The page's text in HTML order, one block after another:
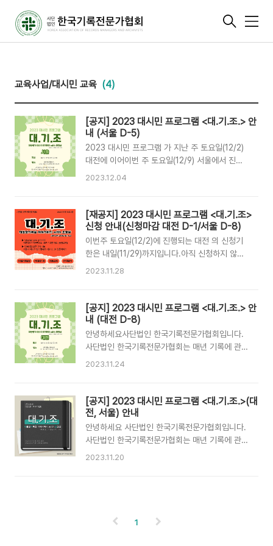
메
교육사업/대시민 교육 (4)
[공지] 2023 대시민 프로그램 <대.기.조.> 안
내 (서울 D-5)
2023 대시민 프로그램 가 지난 주 토요일(12/2)
대전에 이어이번 주 토요일(12/9) 서울에서 진행
됩니다.참가를 원하시는 분은 12월 6일 수요일까
일시 ✔️ 12월 9일(토) 오후 2시 📍 장소 ✔️ 서울
특별시 팀플레이스(서울시 마포구 월드컵북로 4길
12, B1) ⏰ 참가신청 기간 ✔️ ~ 12월 6일(수) ✍️
참가신청 링크 ✔️
🧑‍🤝‍🧑대상 및 인원 ✔️ 기록에 관심있는 사람 누
며, 신청이 확정된 분들께 별도로 안내문자가 발송
됩니다. * 2023 대시..
2023.12.04
[재공지] 2023 대시민 프로그램 <대.기.조>
신청 안내(신청마감 대전 D-1/서울 D-8)
이번주 토요일(12/2)에 진행되는 대전 의 신청기
한은 내일(11/29)까지입니다.아직 신청하지 않으
신 분들은 서둘러 신청해주세요:)서울 는 다음주
--------------------------------------------
--------------------------------------------
----- 대.기.조.(대통령기록을 이야기하다 with
조영삼) 📅 프로그램 일시 및 장소📍 ✔️ 12월 2일
구 대전천서로 467-1 2층) ✔️ 12월 9일(토) 오후
컵북로 4길 ..
2023.11.28
[공지] 2023 대시민 프로그램 <대.기.조.> 안
내 (대전 D-8)
안녕하세요사단법인 한국기록전문가협회입니다.
사단법인 한국기록전문가협회는 매년 기록에 관심
있는 일반 시민들이 기록을 접해 볼 수 있는 프로
번 프로그램은 두 번 진행되며 첫번째 회차는 12
월 2일 토요일 오후 2시에 대전에서 열리고, 두번
째 회차는 12월 9일 토요일 오후 2시 서울에서 열
립니다.관심있는 분들의 많은 참여 부탁드립니
대.기.조.(대통령기록을 이야기하다 with 조영삼)
2023.11.24
[공지] 2023 대시민 프로그램 <대.기.조.>(대
전, 서울) 안내
안녕하세요 사단법인 한국기록전문가협회입니다.
사단법인 한국기록전문가협회는 매년 기록에 관심
있는 일반 시민들이 기록을 접해 볼 수 있는 프로
다:)자세한 사항은 아래를 참고해주세
2023.11.20
1